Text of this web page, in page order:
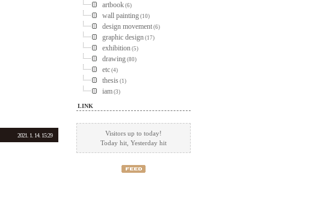
artbook (6)
wall painting (10)
design movement (6)
graphic design (17)
exhibition (5)
drawing (80)
etc (4)
thesis (1)
iam (3)
LINK
Visitors up to today!
Today hit, Yesterday hit
2021. 1. 14. 15:29